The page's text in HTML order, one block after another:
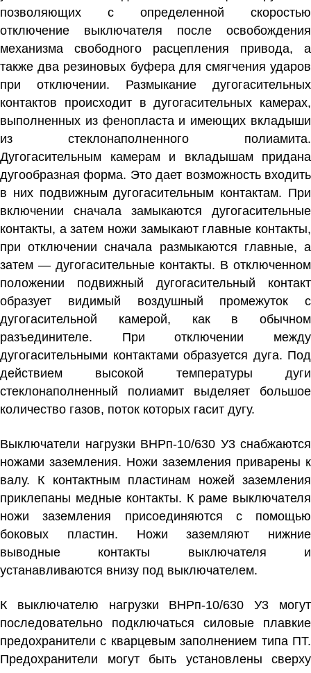
позволяющих с определенной скоростью
отключение выключателя после освобождения
механизма свободного расцепления привода, а
также два резиновых буфера для смягчения ударов
при отключении. Размыкание дугогасительных
контактов происходит в дугогасительных камерах,
выполненных из фенопласта и имеющих вкладыши
из стеклонаполненного полиамита.
Дугогасительным камерам и вкладышам придана
дугообразная форма. Это дает возможность входить
в них подвижным дугогасительным контактам. При
включении сначала замыкаются дугогасительные
контакты, а затем ножи замыкают главные контакты,
при отключении сначала размыкаются главные, а
затем — дугогасительные контакты. В отключенном
положении подвижный дугогасительный контакт
образует видимый воздушный промежуток с
дугогасительной камерой, как в обычном
разъединителе. При отключении между
дугогасительными контактами образуется дуга. Под
действием высокой температуры дуги
стеклонаполненный полиамит выделяет большое
количество газов, поток которых гасит дугу.
Выключатели нагрузки ВНРп-10/630 У3снабжаются
ножами заземления. Ножи заземления приварены к
валу. К контактным пластинам ножей заземления
приклепаны медные контакты. К раме выключателя
ножи заземления присоединяются с помощью
боковых пластин. Ножи заземляют нижние
выводные контакты выключателя и
устанавливаются внизу под выключателем.
К выключателю нагрузки ВНРп-10/630 У3 могут
последовательно подключаться силовые плавкие
предохранители с кварцевым заполнением типа ПТ.
Предохранители могут быть установлены сверху